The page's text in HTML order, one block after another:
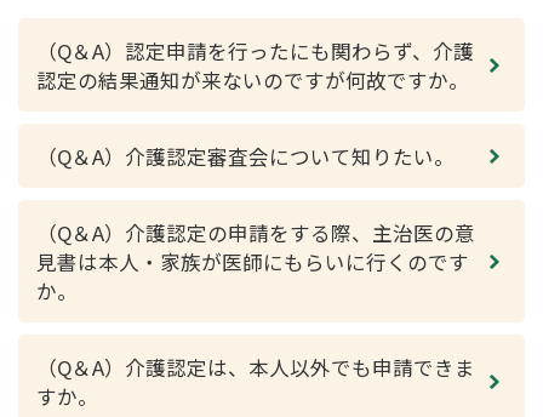
（Q＆A）認定申請を行ったにも関わらず、介護
認定の結果通知が来ないのですが何故ですか。
（Q＆A）介護認定審査会について知りたい。
（Q＆A）介護認定の申請をする際、主治医の意
見書は本人・家族が医師にもらいに行くのです
か。
（Q＆A）介護認定は、本人以外でも申請できま
すか。